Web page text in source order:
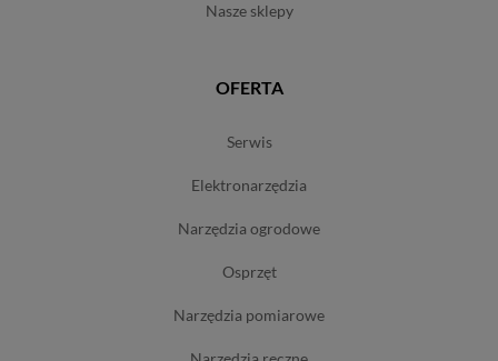
nasze sklepy
OFERTA
serwis
elektronarzędzia
narzędzia ogrodowe
osprzęt
narzędzia pomiarowe